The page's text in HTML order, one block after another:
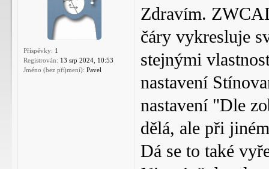
Příspěvky: 1
Registrován: 13 srp 2024, 10:53
Jméno (bez příjmení): Pavel
Zdravím.
čáry vykresluje
stejnými
nastavení
nastavení "Dle
dělá, ale při
Dá se to také